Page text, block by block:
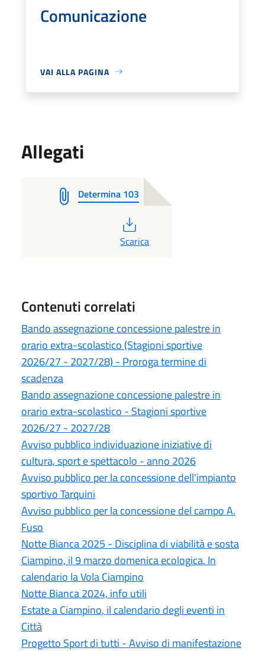
Comunicazione
VAI ALLA PAGINA
Allegati
Determina 103
PDF
Scarica
Contenuti correlati
Bando assegnazione concessione palestre in
orario extra-scolastico (Stagioni sportive
2026/27 - 2027/28) - Proroga termine di
scadenza
Bando assegnazione concessione palestre in
orario extra-scolastico - Stagioni sportive
2026/27 - 2027/28
Avviso pubblico individuazione iniziative di
cultura, sport e spettacolo - anno 2026
Avviso pubblico per la concessione dell'impianto
sportivo Tarquini
Avviso pubblico per la concessione del campo A.
Fuso
Notte Bianca 2025 - Disciplina di viabilità e sosta
Ciampino, il 9 marzo domenica ecologica. In
calendario la Vola Ciampino
Notte Bianca 2024, info utili
Estate a Ciampino, il calendario degli eventi in
Città
Progetto Sport di tutti - Avviso di manifestazione